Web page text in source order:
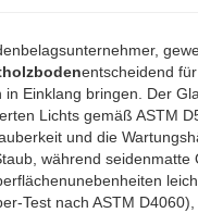
entscheidend
in Einklang bringen. Der
Lichts gemäß ASTM
und die
während
Test nach ASTM